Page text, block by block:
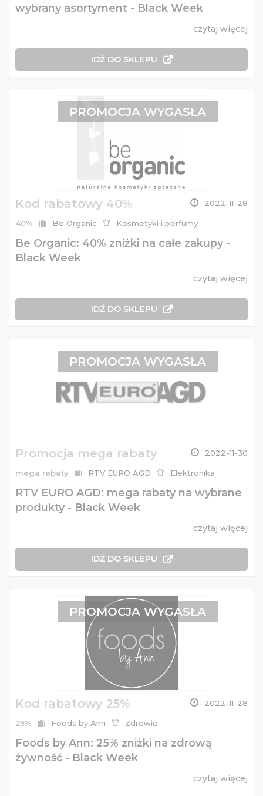
wybrany asortyment - Black Week
czytaj więcej
IDŹ DO SKLEPU
Kod rabatowy 40% 2022-11-28
40% Be Organic Kosmetyki i perfumy
Be Organic: 40% zniżki na całe zakupy -
Black Week
czytaj więcej
IDŹ DO SKLEPU
PROMOCJA WYGASŁA
Promocja mega rabaty 2022-11-30
mega rabaty RTV EURO AGD Elektronika
RTV EURO AGD: mega rabaty na wybrane
produkty - Black Week
czytaj więcej
IDŹ DO SKLEPU
PROMOCJA WYGASŁA
Kod rabatowy 25% 2022-11-28
25% Foods by Ann Zdrowie
Foods by Ann: 25% zniżki na zdrową
żywność - Black Week
czytaj więcej
PROMOCJA WYGASŁA